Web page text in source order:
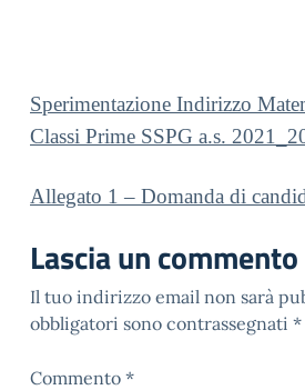
Sperimentazione Indirizzo
Classi Prime SSPG a.s.
Allegato 1 – Domanda di
Lascia un commento
Il tuo indirizzo email non sarà
obbligatori sono contrassegnati *
Commento *